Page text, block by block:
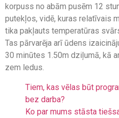
korpuss no abām pusēm 12
putekļos, vidē, kuras relatīvais
tika pakļauts temperatūras
Tas pārvarēja arī ūdens
30 minūtes 1.50m dziļumā, kā
zem ledus.
Tiem, kas vēlas būt
bez darba?
Ko par mums stāsta